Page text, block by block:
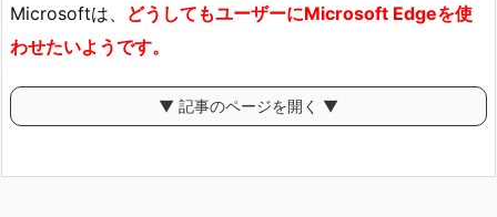
Microsoftは、 どうしてもユーザーにMicrosoft Edgeを使
わせたいようです。
▼ 記事のページを開く ▼